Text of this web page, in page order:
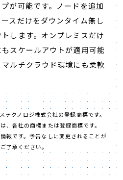
が可能です。ノードを追加
スだけをダウンタイム無し
します。オンプレミスだけ
スケールアウトが適用可能
ルチクラウド環境にも柔軟
クノロジ株式会社の登録商標です。
、各社の商標または登録商標です。
報です。予告なしに変更されることが
了承ください。